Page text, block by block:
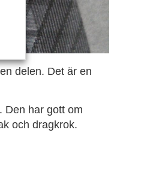
delen. Det är en
Den har gott om
och dragkrok.